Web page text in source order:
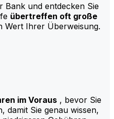
Bank und entdecken Sie
übertreffen oft große
Wert Ihrer Überweisung.
im Voraus , bevor Sie
damit Sie genau wissen,